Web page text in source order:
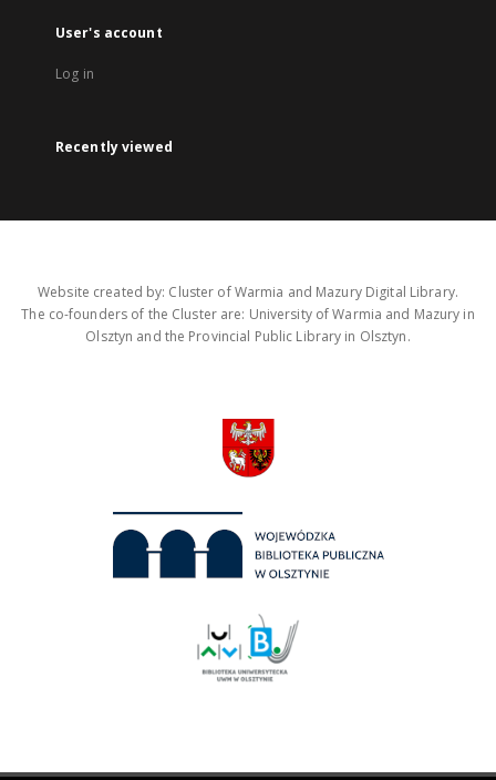
User's account
Log in
Recently viewed
Website created by: Cluster of Warmia and Mazury Digital Library.
The co-founders of the Cluster are: University of Warmia and Mazury in
Olsztyn and the Provincial Public Library in Olsztyn.